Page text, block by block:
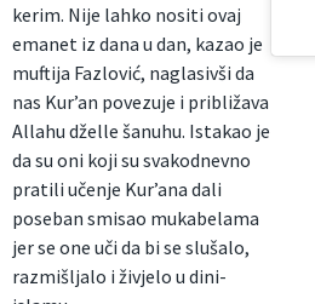
kerim. Nije lahko nositi ovaj
emanet iz dana u dan, kazao je
muftija Fazlović, naglasivši da
nas Kur’an povezuje i približava
Allahu dželle šanuhu. Istakao je
da su oni koji su svakodnevno
pratili učenje Kur’ana dali
poseban smisao mukabelama
jer se one uči da bi se slušalo,
razmišljalo i živjelo u dini-